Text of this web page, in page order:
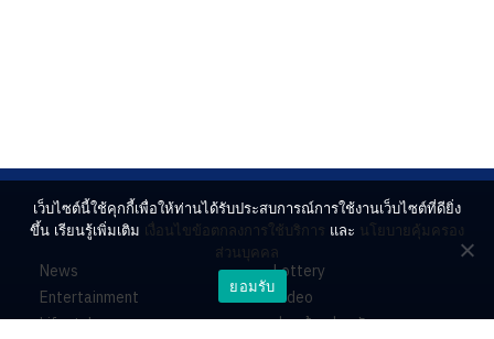
News
Entertainment
Lifestyle
Lottery
Video
ร่วมด้วยช่วยกัน
เว็บไซต์นี้ใช้คุกกี้เพื่อให้ท่านได้รับประสบการณ์การใช้งานเว็บไซต์ที่ดียิ่ง
ขึ้น เรียนรู้เพิ่มเติม เงื่อนไขข้อตกลงการใช้บริการ และ นโยบายคุ้มครอง
ส่วนบุคคล
ยอมรับ